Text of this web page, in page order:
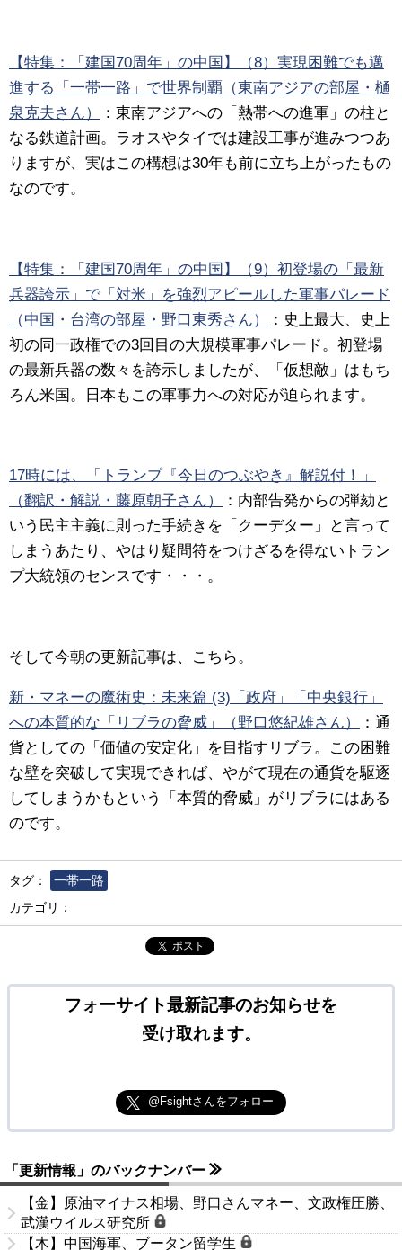
【特集：「建国70周年」の中国】（8）実現困難でも邁
進する「一帯一路」で世界制覇（東南アジアの部屋・樋
泉克夫さん）
： 東南アジアへの「熱帯への進軍」の柱と
なる鉄道計画。ラオスやタイでは建設工事が進みつつあ
りますが、実はこの構想は30年も前に立ち上がったもの
なのです。
【特集：「建国70周年」の中国】（9）初登場の「最新
兵器誇示」で「対米」を強烈アピールした軍事パレード
（中国・台湾の部屋・野口東秀さん）
： 史上最大、史上
初の同一政権での3回目の大規模軍事パレード。初登場
の最新兵器の数々を誇示しましたが、「仮想敵」はもち
ろん米国。日本もこの軍事力への対応が迫られます。
17時には、「トランプ『今日のつぶやき』解説付！」
（翻訳・解説・藤原朝子さん）
： 内部告発からの弾劾と
いう民主主義に則った手続きを「クーデター」と言って
しまうあたり、やはり疑問符をつけざるを得ないトラン
プ大統領のセンスです・・・。
そして今朝の更新記事は、こちら。
新・マネーの魔術史：未来篇 (3)「政府」「中央銀行」
への本質的な「リブラの脅威」（野口悠紀雄さん）
： 通
貨としての「価値の安定化」を目指すリブラ。この困難
な壁を突破して実現できれば、やがて現在の通貨を駆逐
してしまうかもという「本質的脅威」がリブラにはある
のです。
タグ：
一帯一路
カテゴリ：
ポスト
フォーサイト最新記事のお知らせを
受け取れます。
@Fsightさんをフォロー
「更新情報」のバックナンバー
【金】原油マイナス相場、野口さんマネー、文政権圧勝、
武漢ウイルス研究所
【木】中国海軍、ブータン留学生